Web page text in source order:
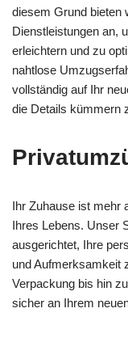
diesem Grund bieten
Dienstleistungen an,
erleichtern und zu
nahtlose
vollständig auf Ihr
die Details kümmern
Ihr Zuhause ist mehr
Ihres Lebens. Unser
ausgerichtet, Ihre
und Aufmerksamkeit
Verpackung bis hin
sicher an Ihrem